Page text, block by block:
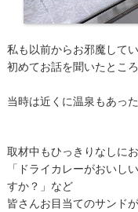
私も以前からお邪魔して
初めてお話を聞いたとこ
当時は近くに温泉もあっ
取材中もひっきりなしに
「ドライカレーがおいし
すか？」など
皆さんお目当てのサンド